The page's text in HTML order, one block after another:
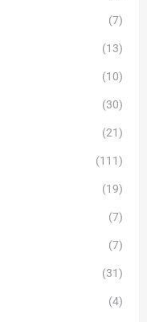
(7)
(13)
(10)
(30)
(21)
(111)
(19)
(7)
(7)
(31)
(4)